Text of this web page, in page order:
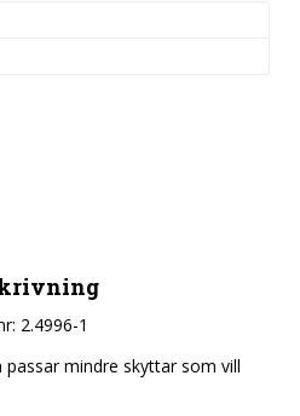
2.4996-1
mindre skyttar som vill